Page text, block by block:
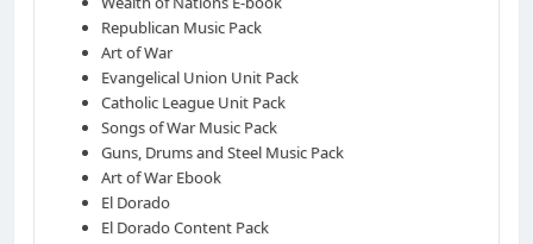
Republican Music Pack
Art of War
Evangelical Union Unit Pack
Catholic League Unit Pack
Songs of War Music Pack
Guns, Drums and Steel Music Pack
Art of War Ebook
El Dorado
El Dorado Content Pack